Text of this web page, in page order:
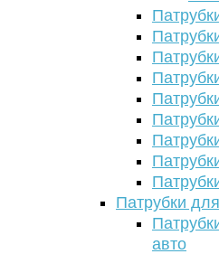
Патрубки
авто